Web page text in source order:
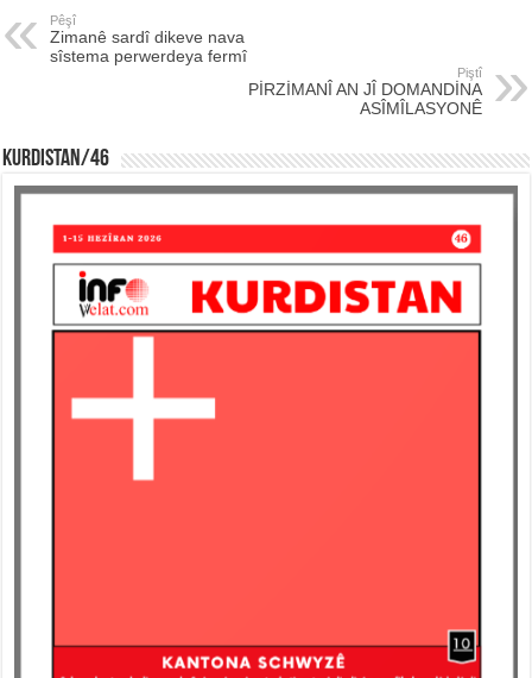
Pêşî
Zimanê sardî dikeve nava
sîstema perwerdeya fermî
Piştî
PİRZİMANÎ AN JÎ DOMANDİNA
ASÎMÎLASYONÊ
KURDISTAN/46